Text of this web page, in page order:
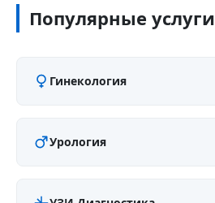
Популярные услуги
Гинекология
Урология